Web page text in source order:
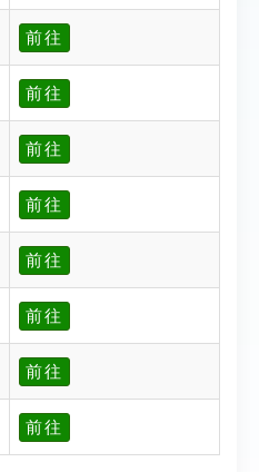
前往
前往
前往
前往
前往
前往
前往
前往